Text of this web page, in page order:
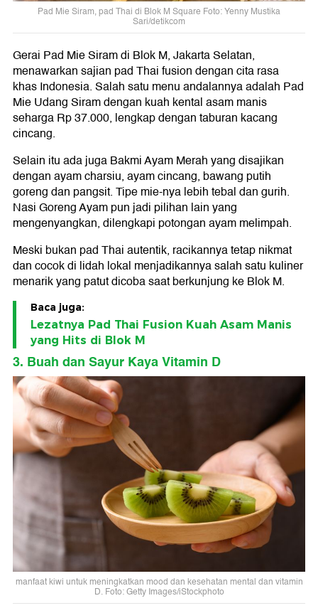
Pad Mie Siram, pad Thai di Blok M Square Foto: Yenny Mustika
Sari/detikcom
Gerai Pad Mie Siram di Blok M, Jakarta Selatan,
menawarkan sajian pad Thai fusion dengan cita rasa
khas Indonesia. Salah satu menu andalannya adalah Pad
Mie Udang Siram dengan kuah kental asam manis
seharga Rp 37.000, lengkap dengan taburan kacang
cincang.
Selain itu ada juga Bakmi Ayam Merah yang disajikan
dengan ayam charsiu, ayam cincang, bawang putih
goreng dan pangsit. Tipe mie-nya lebih tebal dan gurih.
Nasi Goreng Ayam pun jadi pilihan lain yang
mengenyangkan, dilengkapi potongan ayam melimpah.
Meski bukan pad Thai autentik, racikannya tetap nikmat
dan cocok di lidah lokal menjadikannya salah satu kuliner
menarik yang patut dicoba saat berkunjung ke Blok M.
Baca juga:
Lezatnya Pad Thai Fusion Kuah Asam Manis
yang Hits di Blok M
3. Buah dan Sayur Kaya Vitamin D
manfaat kiwi untuk meningkatkan mood dan kesehatan mental dan vitamin
D. Foto: Getty Images/iStockphoto